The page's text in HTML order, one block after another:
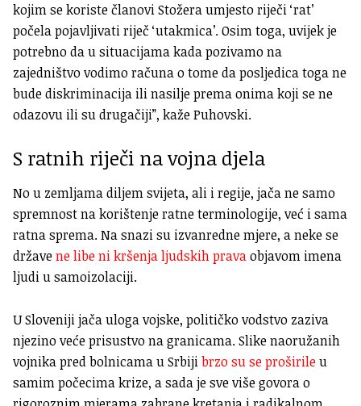
kojim se koriste članovi Stožera umjesto riječi ‘rat’
počela pojavljivati riječ ‘utakmica’. Osim toga, uvijek je
potrebno da u situacijama kada pozivamo na
zajedništvo vodimo računa o tome da posljedica toga ne
bude diskriminacija ili nasilje prema onima koji se ne
odazovu ili su drugačiji”, kaže Puhovski.
S ratnih riječi na vojna djela
No u zemljama diljem svijeta, ali i regije, jača ne samo
spremnost na korištenje ratne terminologije, već i sama
ratna sprema. Na snazi su izvanredne mjere, a neke se
državene libe ni kršenja ljudskih pravaobjavom imena
ljudi u samoizolaciji.
U Sloveniji jača uloga vojske, političko vodstvo zaziva
njezino veće prisustvo na granicama. Slike naoružanih
vojnika pred bolnicama u Srbijibrzo su se proširileu
samim počecima krize, a sada je sve više govora o